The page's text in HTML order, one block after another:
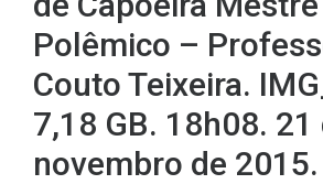
Polêmico –
Couto Teixeira.
7,18 GB. 18h08. 21
novembro de 2015.